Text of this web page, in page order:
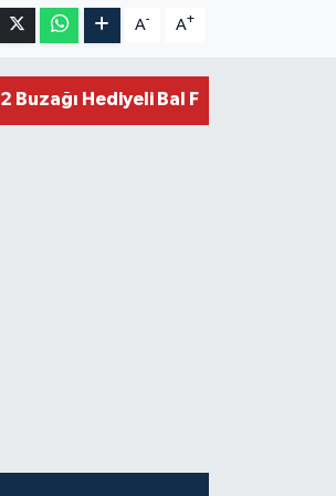
A- A+
2 Buzağı Hediyeli Bal Festivalinde